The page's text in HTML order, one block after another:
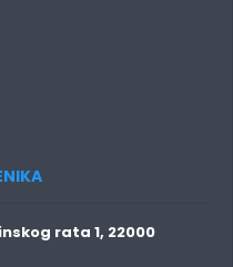
rata 1, 22000